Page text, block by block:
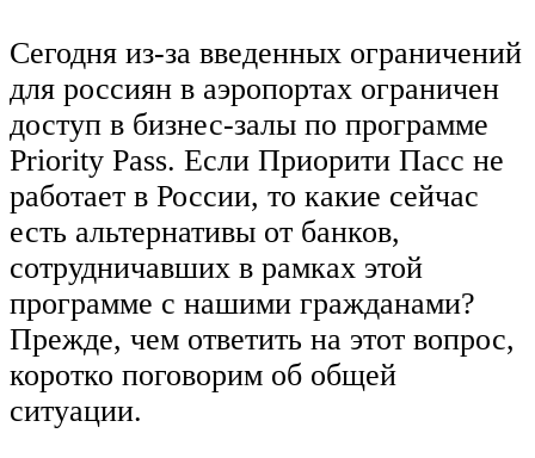
Сегодня из-за введенных ограничений
для россиян в аэропортах ограничен
доступ в бизнес-залы по программе
Priority Pass. Если Приорити Пасс не
работает в России, то какие сейчас
есть альтернативы от банков,
сотрудничавших в рамках этой
программе с нашими гражданами?
Прежде, чем ответить на этот вопрос,
коротко поговорим об общей
ситуации.